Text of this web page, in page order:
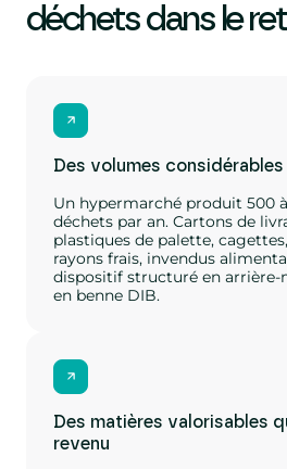
déchets dans le
Des volumes considérables
Un hypermarché produit 500
déchets par an. Cartons de
plastiques de palette,
rayons frais, invendus
dispositif structuré en
en benne DIB.
Des matières valorisables
revenu